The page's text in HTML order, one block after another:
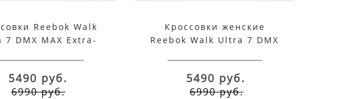
Reebok Walk
7 DMX MAX Extra-
5490 руб.
6990 руб.
Кроссовки женские
Reebok Walk Ultra 7 DMX
5490 руб.
6990 руб.